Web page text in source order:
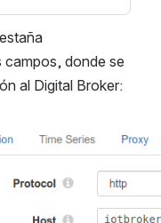
donde se
al Digital Broker: